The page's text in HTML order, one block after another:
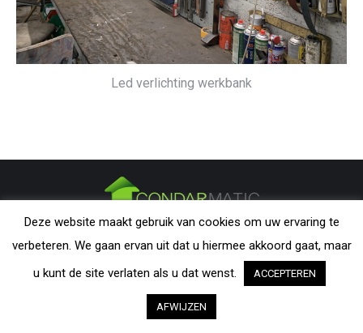
Led verlichting werkbank
CONDARMATIC B.V. - The Netherlands | All rights reserved. Nothing
from this website may be reproduced without explicit permission from
CondarMatic B.V. All trademarks and copyrights remain the property of
their respective owners. The information provided on this website is a
guideline and should be verified by the visitor as to its applicability.
Deze website maakt gebruik van cookies om uw ervaring te
verbeteren. We gaan ervan uit dat u hiermee akkoord gaat, maar
u kunt de site verlaten als u dat wenst.
ACCEPTEREN
AFWIJZEN